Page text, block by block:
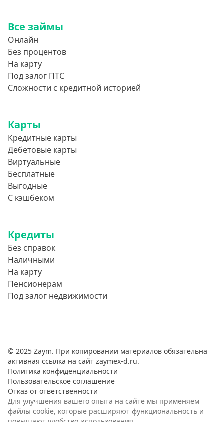
Все займы
Онлайн
Без процентов
На карту
Под залог ПТС
Сложности с кредитной историей
Карты
Кредитные карты
Дебетовые карты
Виртуальные
Бесплатные
Выгодные
С кэшбеком
Кредиты
Без справок
Наличными
На карту
Пенсионерам
Под залог недвижимости
© 2025 Zaym. При копировании материалов обязательна
активная ссылка на сайт zaymex-d.ru.
Политика конфиденциальности
Пользовательское соглашение
Отказ от ответственности
Для улучшения вашего опыта на сайте мы применяем
файлы cookie, которые расширяют функциональность и